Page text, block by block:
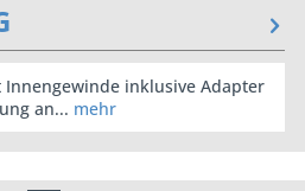
inklusive Adapter
an... mehr